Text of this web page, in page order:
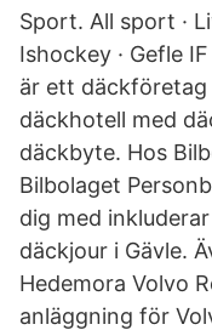
Sport. All sport ·
Ishockey · Gefle
är ett däckföretag
däckhotell med
däckbyte. Hos
Bilbolaget
dig med
däckjour i Gävle.
Hedemora Volvo
anläggning för